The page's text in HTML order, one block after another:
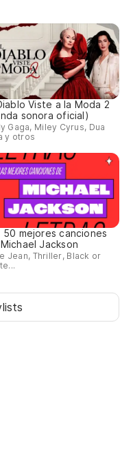
Viste a la Moda 2
sonora oficial)
Gaga, Miley Cyrus, Dua
y otros
50 mejores canciones
Jackson
Jean, Thriller, Black or